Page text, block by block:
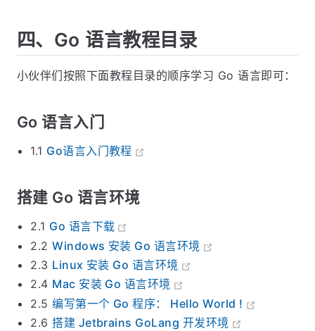
四、Go 语言教程目录
小伙伴们按照下面教程目录的顺序学习 Go 语言即可：
Go 语言入门
1.1 Go语言入门教程
搭建 Go 语言环境
2.1 Go 语言下载
2.2Windows 安装 Go 语言环境
2.3 Linux 安装 Go 语言环境
2.4 Mac 安装 Go 语言环境
2.5编写第一个 Go 程序： Hello World !
2.6搭建 Jetbrains GoLang 开发环境